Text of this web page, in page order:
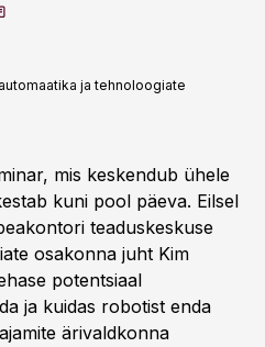
ja tehnoloogiate
mis keskendub ühele
kuni pool päeva. Eilsel
teaduskeskuse
osakonna juht Kim
potentsiaal
ja kuidas robotist enda
ärivaldkonna